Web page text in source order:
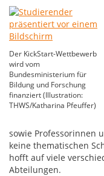
Der KickStart-Wettbewerb
wird vom
Bundesministerium für
Bildung und Forschung
finanziert (Illustration:
THWS/Katharina Pfeuffer)
sowie Professorinnen
keine thematischen
hofft auf viele
Abteilungen.